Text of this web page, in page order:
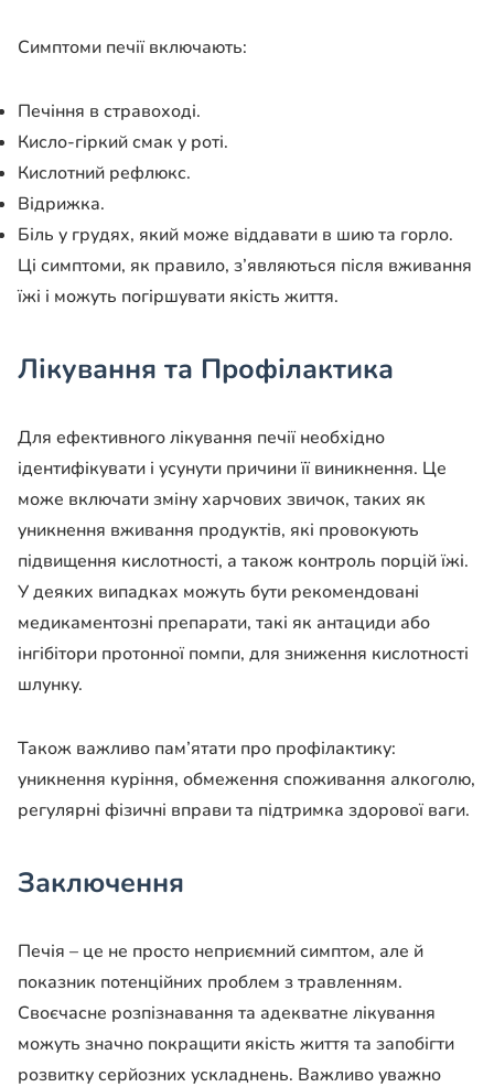
Симптоми печії включають:
Печіння в стравоході.
Кисло-гіркий смак у роті.
Кислотний рефлюкс.
Відрижка.
Біль у грудях, який може віддавати в шию та горло.
Ці симптоми, як правило, з’являються після вживання
їжі і можуть погіршувати якість життя.
Лікування та Профілактика
Для ефективного лікування печії необхідно
ідентифікувати і усунути причини її виникнення. Це
може включати зміну харчових звичок, таких як
уникнення вживання продуктів, які провокують
підвищення кислотності, а також контроль порцій їжі.
У деяких випадках можуть бути рекомендовані
медикаментозні препарати, такі як антациди або
інгібітори протонної помпи, для зниження кислотності
шлунку.
Також важливо пам’ятати про профілактику:
уникнення куріння, обмеження споживання алкоголю,
регулярні фізичні вправи та підтримка здорової ваги.
Заключення
Печія – це не просто неприємний симптом, але й
показник потенційних проблем з травленням.
Своєчасне розпізнавання та адекватне лікування
можуть значно покращити якість життя та запобігти
розвитку серйозних ускладнень. Важливо уважно